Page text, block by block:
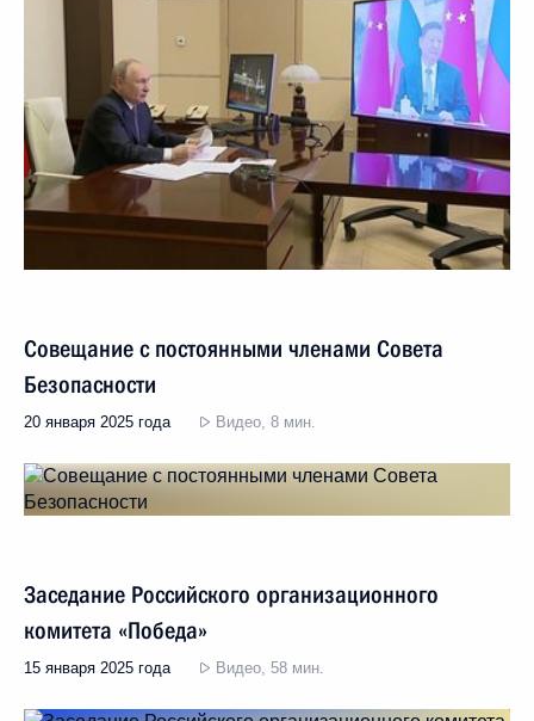
Совещание с постоянными членами Совета
Безопасности
20 января 2025 года Видео, 8 мин.
Заседание Российского организационного
комитета «Победа»
15 января 2025 года Видео, 58 мин.